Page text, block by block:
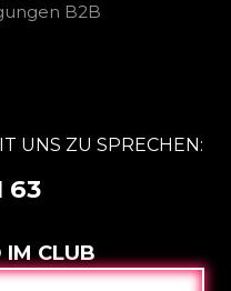
B2B
UNS ZU SPRECHEN:
63
IM CLUB